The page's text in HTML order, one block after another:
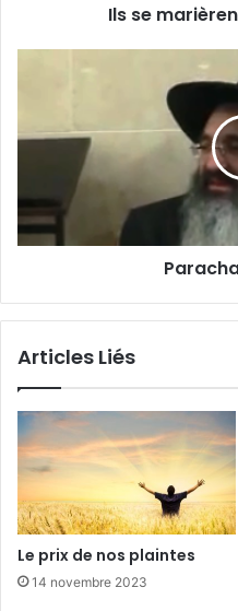
Ils se
Articles Liés
Le prix de nos plaintes
14 novembre 2023